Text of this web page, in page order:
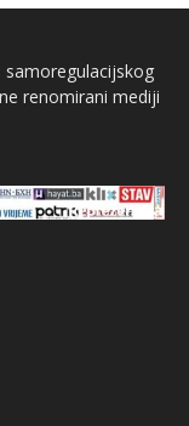
samoregulacijskog
renomirani mediji